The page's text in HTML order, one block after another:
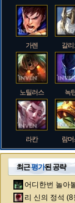
가렌 갈리
노틸러스 녹
라칸 람머
로크 루시
최근평가된 공략
어디한번 놀아
리 신의 정석